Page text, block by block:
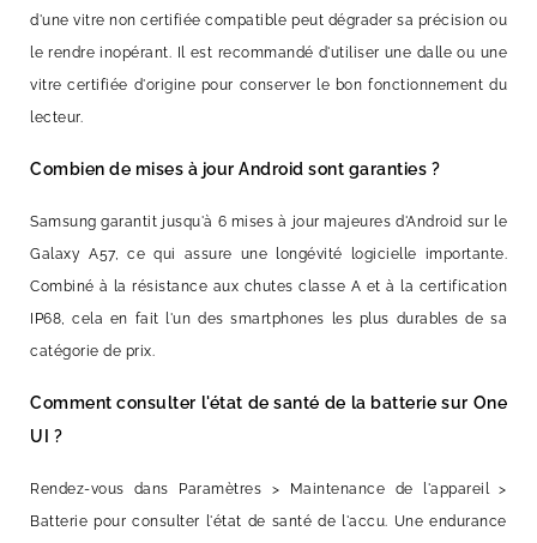
d'une vitre non certifiée compatible peut dégrader sa précision ou
le rendre inopérant. Il est recommandé d'utiliser une dalle ou une
vitre certifiée d'origine pour conserver le bon fonctionnement du
lecteur.
Combien de mises à jour Android sont garanties ?
Samsung garantit jusqu'à 6 mises à jour majeures d'Android sur le
Galaxy A57, ce qui assure une longévité logicielle importante.
Combiné à la résistance aux chutes classe A et à la certification
IP68, cela en fait l'un des smartphones les plus durables de sa
catégorie de prix.
Comment consulter l'état de santé de la batterie sur One
UI ?
Rendez-vous dans Paramètres > Maintenance de l'appareil >
Batterie pour consulter l'état de santé de l'accu. Une endurance